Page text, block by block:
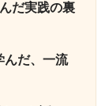
だ実践の裏
んだ、一流